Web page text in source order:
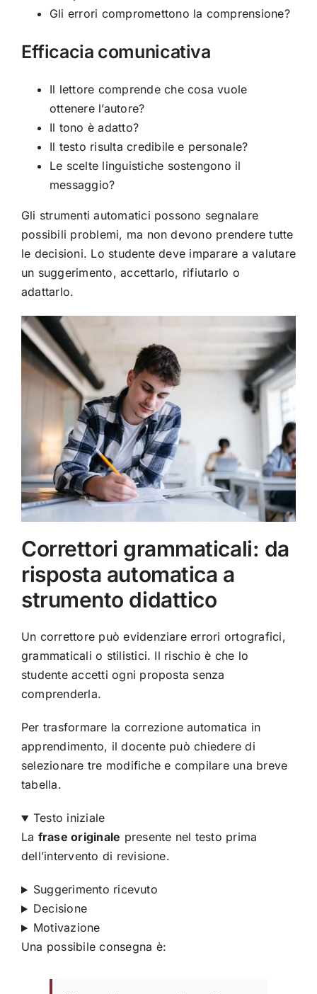
Gli errori compromettono la comprensione?
Efficacia comunicativa
Il lettore comprende che cosa vuole
ottenere l’autore?
Il tono è adatto?
Il testo risulta credibile e personale?
Le scelte linguistiche sostengono il
messaggio?
Gli strumenti automatici possono segnalare
possibili problemi, ma non devono prendere tutte
le decisioni. Lo studente deve imparare a valutare
un suggerimento, accettarlo, rifiutarlo o
adattarlo.
Correttori grammaticali: da
risposta automatica a
strumento didattico
Un correttore può evidenziare errori ortografici,
grammaticali o stilistici. Il rischio è che lo
studente accetti ogni proposta senza
comprenderla.
Per trasformare la correzione automatica in
apprendimento, il docente può chiedere di
selezionare tre modifiche e compilare una breve
tabella.
Testo iniziale
La frase originale presente nel testo prima
dell’intervento di revisione.
Suggerimento ricevuto
Decisione
Motivazione
Una possibile consegna è: